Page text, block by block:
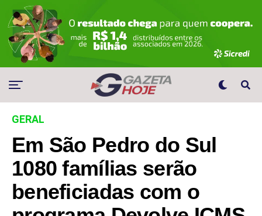
GERAL
Em São Pedro do Sul
1080 famílias serão
beneficiadas com o